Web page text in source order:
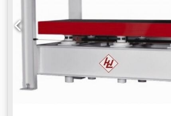
conformitate CE - Inclusiv conveior
alimentare și evacuare - Lungime
role: 7200 mm - Dimensiuni (L=4450
h=2950 mm) Dsdpfx Asvz Hy Iodhswa